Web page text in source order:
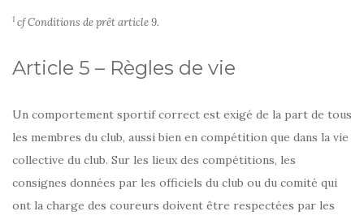
1 cf Conditions de prêt article 9.
Article 5 – Règles de vie
Un comportement sportif correct est exigé de la part de tous
les membres du club, aussi bien en compétition que dans la vie
collective du club. Sur les lieux des compétitions, les
consignes données par les officiels du club ou du comité qui
ont la charge des coureurs doivent être respectées par les